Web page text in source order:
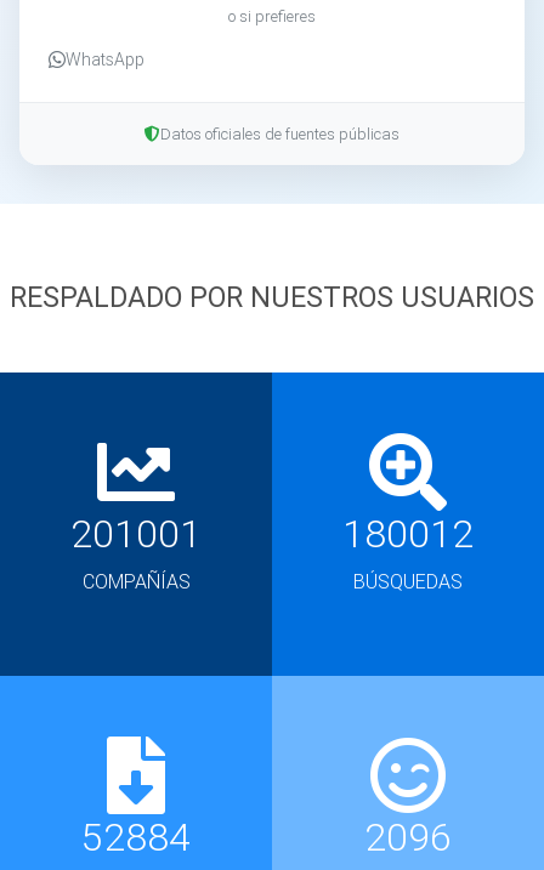
o si prefieres
WhatsApp
Datos oficiales de fuentes públicas
RESPALDADO POR NUESTROS USUARIOS
201001
COMPAÑÍAS
180012
BÚSQUEDAS
52884 2096